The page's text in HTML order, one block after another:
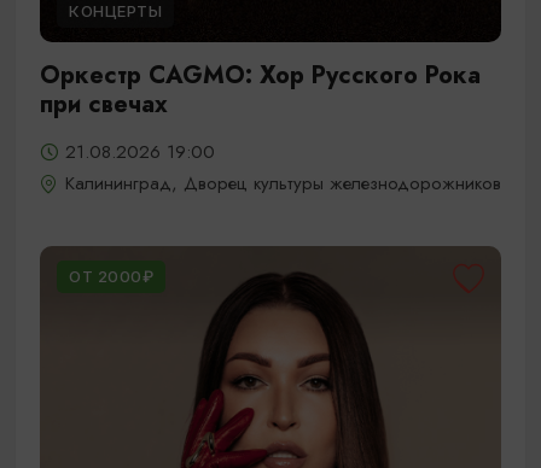
КОНЦЕРТЫ
Оркестр CAGMO: Хор Русского Рока
при свечах
21.08.2026 19:00
Калининград, Дворец культуры железнодорожников
ОТ 2000₽